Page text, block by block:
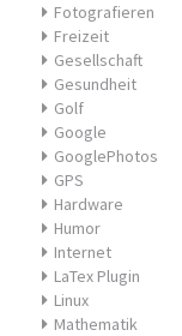
Fotografieren
Freizeit
Gesellschaft
Gesundheit
Golf
Google
GooglePhotos
GPS
Hardware
Humor
Internet
LaTex Plugin
Linux
Mathematik